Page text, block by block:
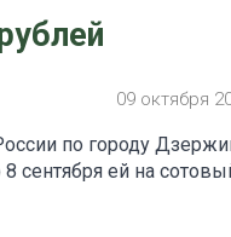
09 октября
по городу
сентября ей на